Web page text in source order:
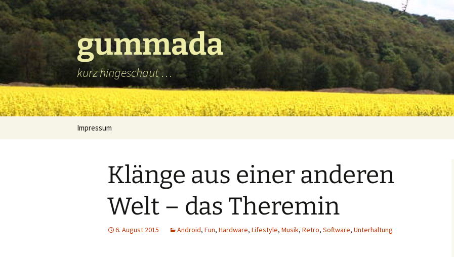
Zum
Inhalt
springen
gummada
kurz hingeschaut …
Impressum
Klänge aus einer anderen
Welt – das Theremin
6. August 2015 Android, Fun, Hardware, Lifestyle, Musik, Retro, Software, Unterhaltung